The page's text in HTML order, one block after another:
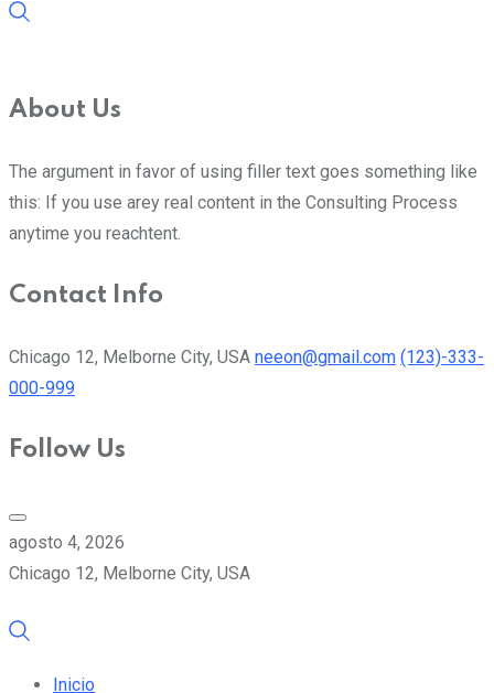
About Us
The argument in favor of using filler text goes something like
this: If you use arey real content in the Consulting Process
anytime you reachtent.
Contact Info
Chicago 12, Melborne City, USA neeon@gmail.com (123)-333-
000-999
Follow Us
agosto 4, 2026
Chicago 12, Melborne City, USA
Inicio